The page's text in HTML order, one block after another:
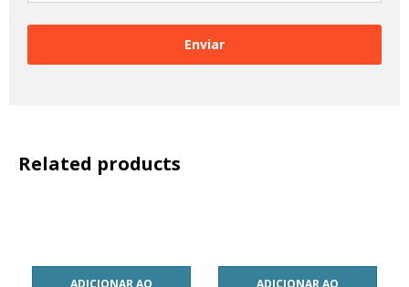
Related products
ADICIONAR AO
ADICIONAR AO